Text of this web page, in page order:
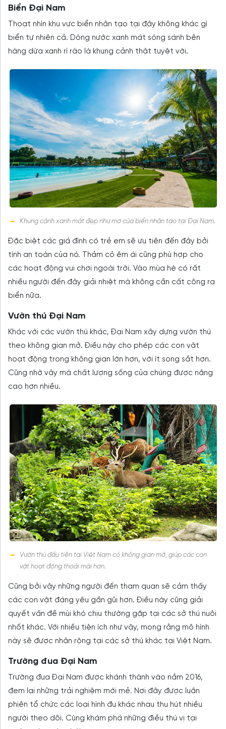
Biển Đại Nam
Thoạt nhìn khu vực biển nhân tạo tại đây không khác gì
biển tự nhiên cả. Dòng nước xanh mát sóng sánh bên
hàng dừa xanh rì rào là khung cảnh thật tuyệt vời.
Khung cảnh xanh mát đẹp như mơ của biển nhân tạo tại Đại Nam.
Đặc biệt các giá đình có trẻ em sẽ ưu tiên đến đây bởi
tính an toàn của nó. Thảm cỏ êm ái cũng phù hợp cho
các hoạt động vui chơi ngoài trời. Vào mùa hè có rất
nhiều người đến đây giải nhiệt mà không cần cất công ra
biển nữa.
Vườn thú Đại Nam
Khác với các vườn thú khác, Đại Nam xây dựng vườn thú
theo không gian mở. Điều này cho phép các con vật
hoạt động trong không gian lớn hơn, với ít song sắt hơn.
Cũng nhờ vậy mà chất lượng sống của chúng được nâng
cao hơn nhiều.
Vườn thú đầu tiên tại Việt Nam có không gian mở, giúp các con
vật hoạt động thoải mái hơn.
Cũng bởi vậy những người đến tham quan sẽ cảm thấy
các con vật đáng yêu gần gũi hơn. Điều này cũng giải
quyết vấn đề mùi khó chịu thường gặp tại các sở thú nuôi
nhốt khác. Với nhiều tiện ích như vậy, mong rằng mô hình
này sẽ được nhân rộng tại các sở thú khác tại Việt Nam.
Trường đua Đại Nam
Trường đua Đại Nam được khánh thành vào nắm 2016,
đem lại những trải nghiệm mới mẻ. Nơi đây được luân
phiên tổ chức các loại hình đu khác nhau thu hút nhiều
người theo dõi. Cùng khám phá những điều thú vị tại